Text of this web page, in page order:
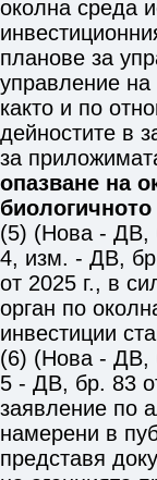
околна среда
планове за
управление на
както и по
дейностите в
за
опазване на
(5) (Нова - ДВ,
4, изм. - ДВ,
от 2025 г., в
орган по
инвестиции
(6) (Нова - ДВ,
5 - ДВ, бр. 83
заявление по
намерени в
представя